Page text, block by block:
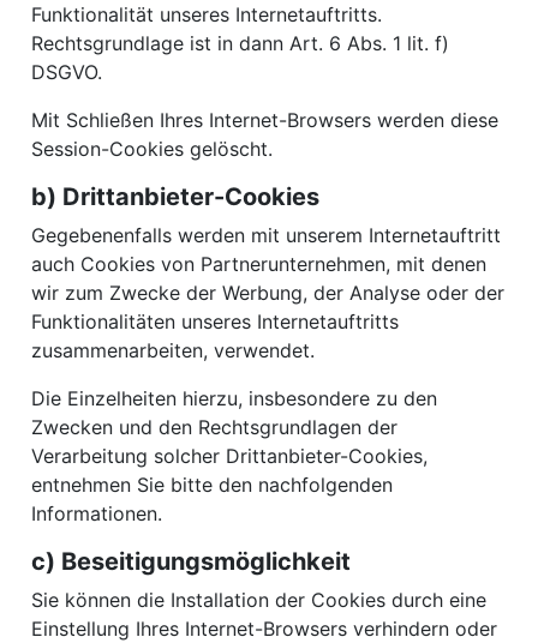
Funktionalität unseres Internetauftritts.
Rechtsgrundlage ist in dann Art. 6 Abs. 1 lit. f)
DSGVO.
Mit Schließen Ihres Internet-Browsers werden diese
Session-Cookies gelöscht.
b) Drittanbieter-Cookies
Gegebenenfalls werden mit unserem Internetauftritt
auch Cookies von Partnerunternehmen, mit denen
wir zum Zwecke der Werbung, der Analyse oder der
Funktionalitäten unseres Internetauftritts
zusammenarbeiten, verwendet.
Die Einzelheiten hierzu, insbesondere zu den
Zwecken und den Rechtsgrundlagen der
Verarbeitung solcher Drittanbieter-Cookies,
entnehmen Sie bitte den nachfolgenden
Informationen.
c) Beseitigungsmöglichkeit
Sie können die Installation der Cookies durch eine
Einstellung Ihres Internet-Browsers verhindern oder